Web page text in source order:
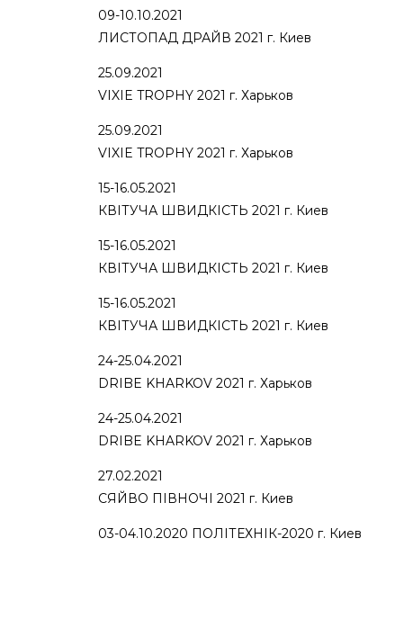
09-10.10.2021
ЛИСТОПАД ДРАЙВ 2021 г. Киев
25.09.2021
VIXIE TROPHY 2021 г. Харьков
25.09.2021
VIXIE TROPHY 2021 г. Харьков
15-16.05.2021
КВІТУЧА ШВИДКІСТЬ 2021 г. Киев
15-16.05.2021
КВІТУЧА ШВИДКІСТЬ 2021 г. Киев
15-16.05.2021
КВІТУЧА ШВИДКІСТЬ 2021 г. Киев
24-25.04.2021
DRIBE KHARKOV 2021 г. Харьков
24-25.04.2021
DRIBE KHARKOV 2021 г. Харьков
27.02.2021
СЯЙВО ПІВНОЧІ 2021 г. Киев
03-04.10.2020 ПОЛІТЕХНІК-2020 г. Киев